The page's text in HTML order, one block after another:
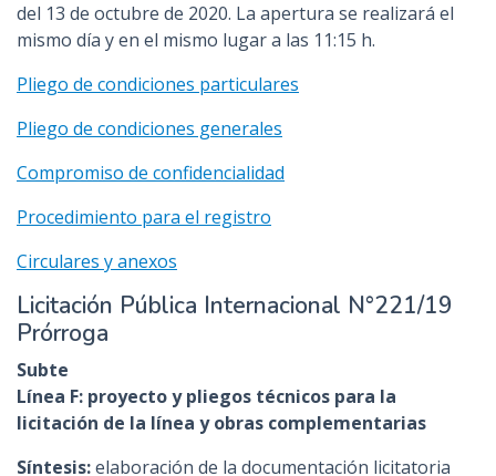
del 13 de octubre de 2020. La apertura se realizará el
mismo día y en el mismo lugar a las 11:15 h.
Pliego de condiciones particulares
Pliego de condiciones generales
Compromiso de confidencialidad
Procedimiento para el registro
Circulares y anexos
Licitación Pública Internacional N°221/19
Prórroga
Subte
Línea F: proyecto y pliegos técnicos para la
licitación de la línea y obras complementarias
Síntesis:elaboración de la documentación licitatoria